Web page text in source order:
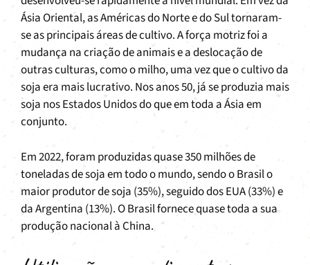
Ásia Oriental, as Américas do Norte e do Sul tornaram-
se as principais áreas de cultivo. A força motriz foi a
mudança na criação de animais e a deslocação de
outras culturas, como o milho, uma vez que o cultivo da
soja era mais lucrativo. Nos anos 50, já se produzia mais
soja nos Estados Unidos do que em toda a Ásia em
conjunto.
Em 2022, foram produzidas quase 350 milhões de
toneladas de soja em todo o mundo, sendo o Brasil o
maior produtor de soja (35%), seguido dos EUA (33%) e
da Argentina (13%). O Brasil fornece quase toda a sua
produção nacional à China.